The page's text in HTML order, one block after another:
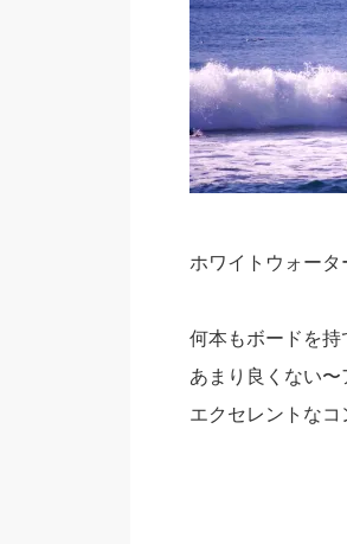
ホワイトウォータ
何本もボードを持
あまり良くない〜
エクセレントな